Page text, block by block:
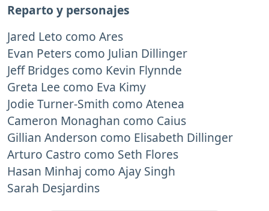
Reparto y personajes
Jared Leto como Ares
Evan Peters como Julian Dillinger
Jeff Bridges como Kevin Flynnde
Greta Lee como Eva Kimy
Jodie Turner-Smith como Atenea
Cameron Monaghan como Caius
Gillian Anderson como Elisabeth Dillinger
Arturo Castro como Seth Flores
Hasan Minhaj como Ajay Singh
Sarah Desjardins